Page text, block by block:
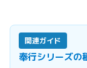
関連ガイド
奉行シリーズの